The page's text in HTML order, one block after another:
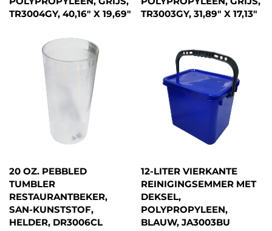
TR3004GY, 40,16" X 19,69"
TR3003GY, 31,89" X 17,13"
20 OZ. PEBBLED
TUMBLER
RESTAURANTBEKER,
SAN-KUNSTSTOF,
HELDER, DR3006CL
12-LITER VIERKANTE
REINIGINGSEMMER MET
DEKSEL,
POLYPROPYLEEN,
BLAUW, JA3003BU